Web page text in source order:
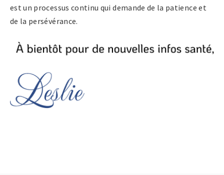
est un processus continu qui demande de la patience et
de la persévérance.